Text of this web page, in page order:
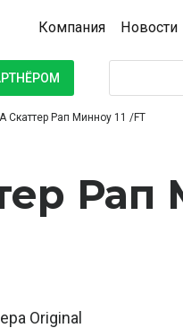
Компания Новости
Скаттер Рап Минноу 11 /FT
Original